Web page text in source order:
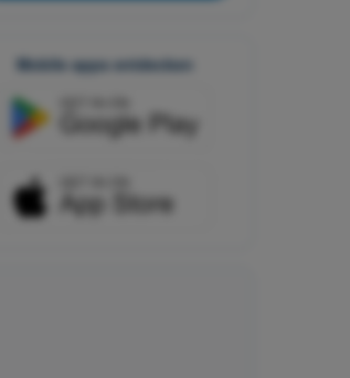
Mobile apps entdecken